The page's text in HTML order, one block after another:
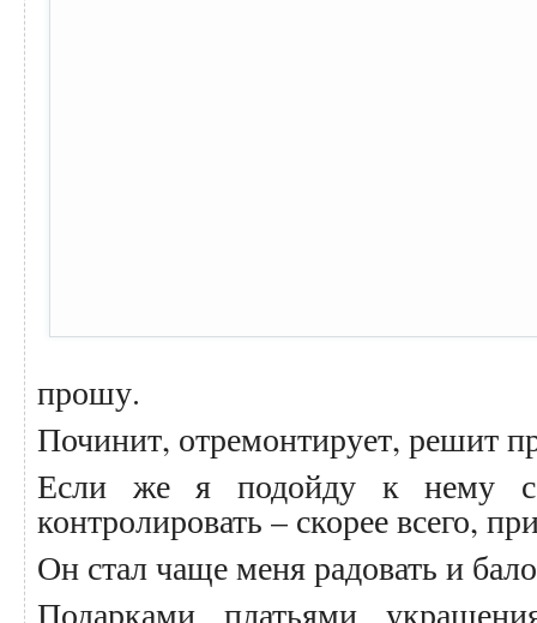
прошу.
Починит, отремонтирует, решит
Если же я подойду к нему с
контролировать – скорее всего,
Он стал чаще меня радовать и
Подарками, платьями,